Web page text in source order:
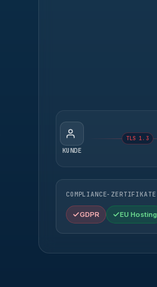
KUNDE
TLS 1.3
COMPLIANCE-ZERTIFIKATE
GDPR EU Hosting